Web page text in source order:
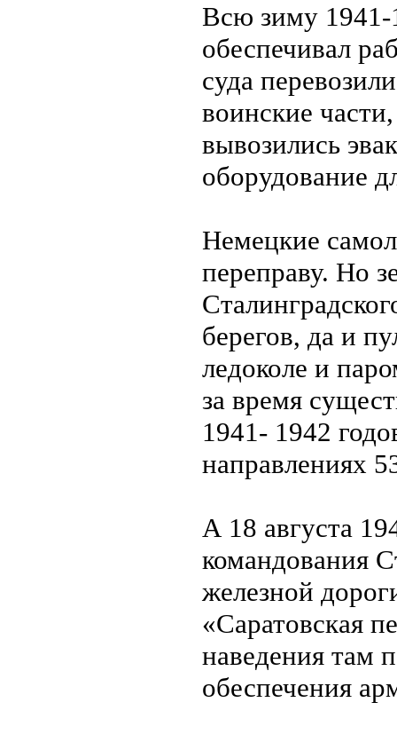
Всю зиму 1941-
обеспечивал
суда
воинские
вывозились
оборудование
Немецкие
переправу. Но
берегов, да и
ледоколе и
за время
1941- 1942
направлениях
А 18 августа
командования
железной
«Саратовская
наведения там
обеспечения